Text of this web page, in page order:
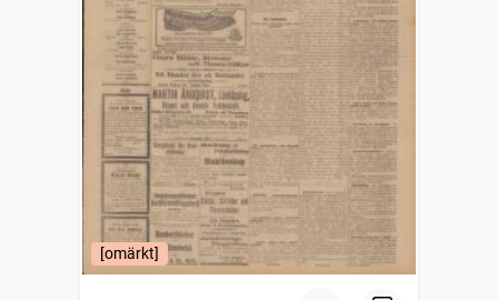
[omärkt]